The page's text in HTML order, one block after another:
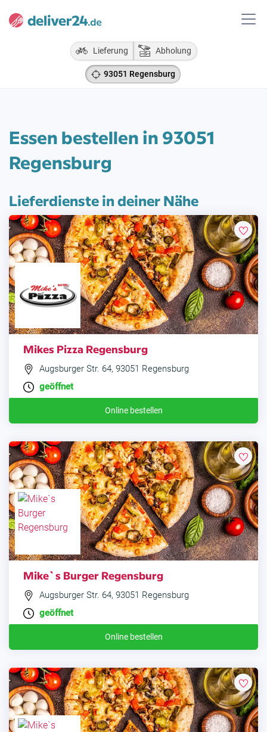
Lieferung Abholung
93051 Regensburg
Essen bestellen in 93051
Regensburg
Lieferdienste in deiner Nähe
Mikes Pizza Regensburg
Augsburger Str. 64, 93051 Regensburg
geöffnet
Online bestellen
Mike`s Burger Regensburg
Augsburger Str. 64, 93051 Regensburg
geöffnet
Online bestellen